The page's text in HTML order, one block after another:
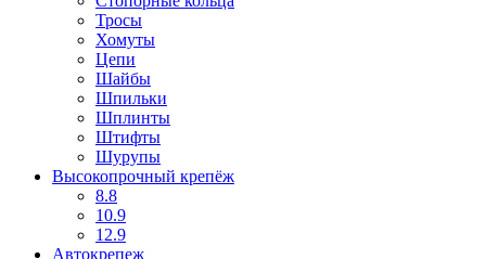
Тросы
Хомуты
Цепи
Шайбы
Шпильки
Шплинты
Штифты
Шурупы
Высокопрочный крепёж
8.8
10.9
12.9
Автокрепеж